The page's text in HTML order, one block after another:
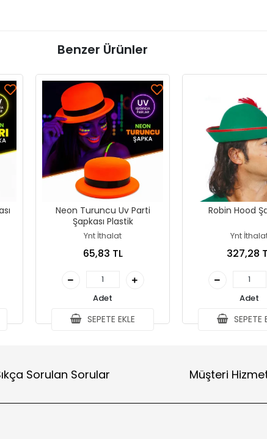
Benzer Ürünler
Neon Turuncu Uv Parti
Şapkası Plastik
Ynt İthalat
65,83 TL
Adet
SEPETE EKLE
Robin Hood
Ynt
327,28
Adet
SEPETE
Sorulan Sorular Müşteri